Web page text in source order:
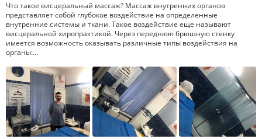
Что такое висцеральный массаж? Массаж внутренних органов
представляет собой глубокое воздействие на определенные
внутренние системы и ткани. Такое воздействие еще называют
висцеральной хиропрактикой. Через переднюю брюшную стенку
имеется возможность оказывать различные типы воздействия на
органы:…